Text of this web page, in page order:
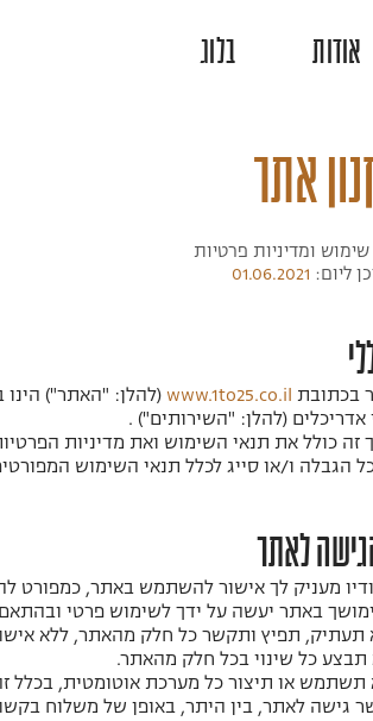
אודות בלוג
אתר
ומדיניות פרטיות
ליום: 01.06.2021
בכתובת www.1to25.co.il
אדריכלים (להלן: "השירותים") .
זה כולל את תנאי השימוש ואת מדיניות
הגבלה ו/או סייג לכלל תנאי השימוש
מעניק לך אישור להשתמש באתר, כמפורט
באתר יעשה על ידך לשימוש פרטי
תעתיק, תפיץ ותקשר כל חלק מהאתר, ללא
תבצע כל שינוי בכל חלק מהאתר.
תשתמש או תיצור כל מערכת אוטומטית, בכלל
גישה לאתר, בין היתר, באופן של משלוח